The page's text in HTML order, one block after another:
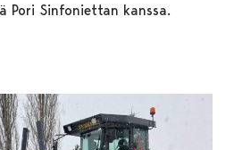
Pori Sinfoniettan kanssa.